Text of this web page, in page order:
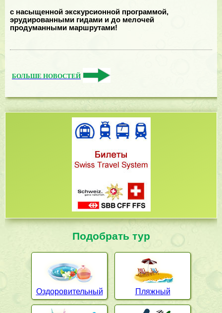
с насыщенной экскурсионной программой,
эрудированными гидами и до мелочей
продуманными маршрутами!
БОЛЬШЕ НОВОСТЕЙ
Подобрать тур
Оздоровительный Пляжный